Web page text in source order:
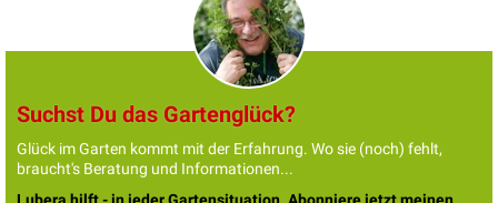
Suchst Du das Gartenglück?
Glück im Garten kommt mit der Erfahrung. Wo sie (noch) fehlt,
braucht's Beratung und Informationen...